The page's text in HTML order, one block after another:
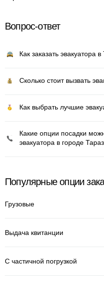
Вопрос-ответ
Как заказать эвакуатора
Сколько стоит вызвать
Как выбрать лучшие
Какие опции посадки
эвакуатора в городе
Популярные опции
Грузовые
Выдача квитанции
С частичной погрузкой